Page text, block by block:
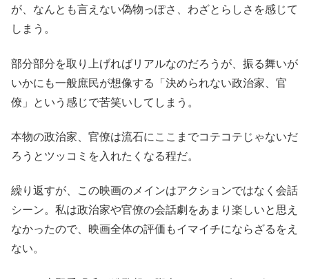
が、なんとも言えない偽物っぽさ、わざとらしさを感じて
しまう。
部分部分を取り上げればリアルなのだろうが、振る舞いが
いかにも一般庶民が想像する「決められない政治家、官
僚」という感じで苦笑いしてしまう。
本物の政治家、官僚は流石にここまでコテコテじゃないだ
ろうとツッコミを入れたくなる程だ。
繰り返すが、この映画のメインはアクションではなく会話
シーン。私は政治家や官僚の会話劇をあまり楽しいと思え
なかったので、映画全体の評価もイマイチにならざるをえ
ない。